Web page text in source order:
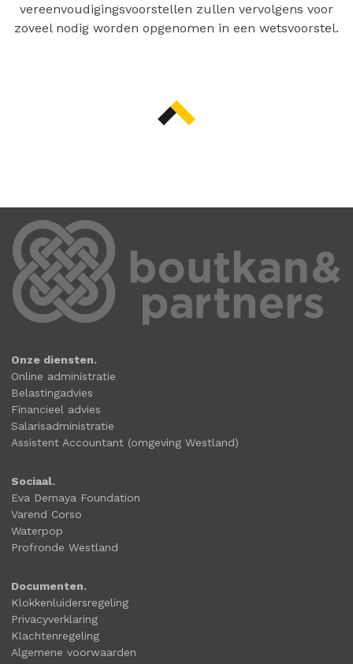
vereenvoudigingsvoorstellen zullen vervolgens voor
zoveel nodig worden opgenomen in een wetsvoorstel.
Onze diensten.
Online administratie
Belastingadvies
Financieel advies
Salarisadministratie
Assistent Accountant (omgeving Westland)
Sociaal.
Eva Demaya Foundation
Varend Corso
Waterpop
Profronde Westland
Documenten.
Klokkenluidersregeling
Privacyverklaring
Klachtenregeling
Algemene voorwaarden